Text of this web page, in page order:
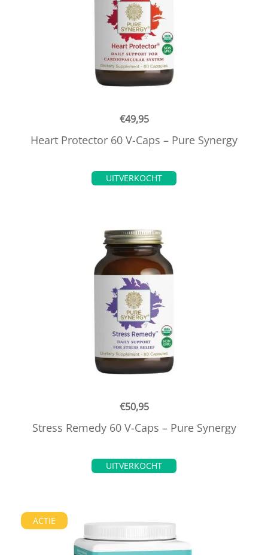
€49,95
Heart Protector 60 V-Caps – Pure Synergy
UITVERKOCHT
€50,95
Stress Remedy 60 V-Caps – Pure Synergy
UITVERKOCHT
ACTIE